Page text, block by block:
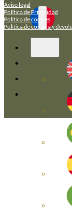
Aviso legal
Política de Privacidad
Política de cookies
Política de compra y